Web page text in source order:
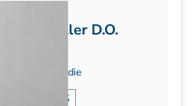
Frank Müller D.O.
FA für Orthopädie
MEHR INFOS